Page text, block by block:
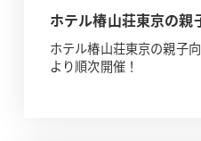
ホテル椿山荘東京の親
ホテル椿山荘東京の親子
より順次開催！